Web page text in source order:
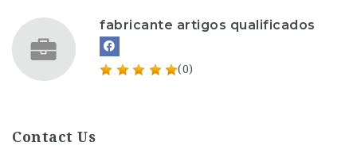
fabricante artigos qualificados
(0)
Contact Us